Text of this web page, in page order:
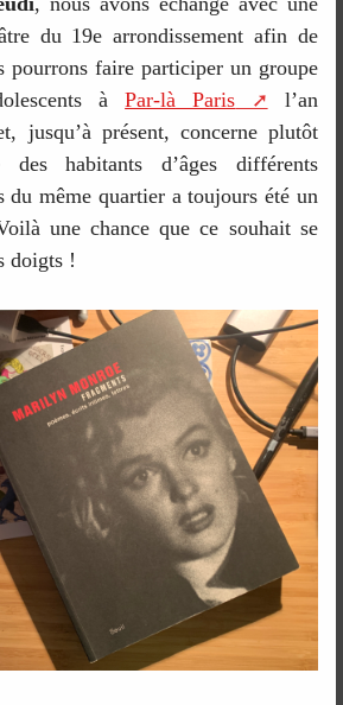
du 19e arrondissement afin de
pourrons faire participer un groupe
àPar-là Paris
l’an
jusqu’à présent, concerne plutôt
habitants d’âges différents
du même quartier a toujours été un
une chance que ce souhait se
doigts !